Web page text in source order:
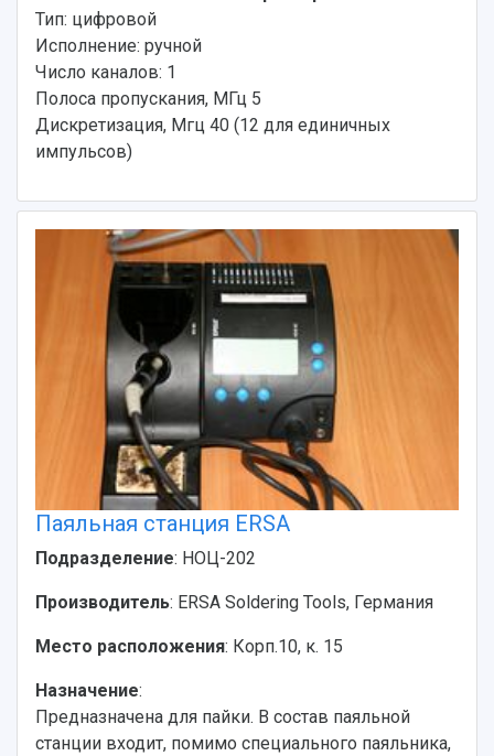
Тип: цифровой
Исполнение: ручной
Число каналов: 1
Полоса пропускания, МГц 5
Дискретизация, Мгц 40 (12 для единичных
импульсов)
Паяльная станция ERSA
Подразделение: НОЦ-202
Производитель: ERSA Soldering Tools, Германия
Место расположения: Корп.10, к. 15
Назначение:
Предназначена для пайки. В состав паяльной
станции входит, помимо специального паяльника,